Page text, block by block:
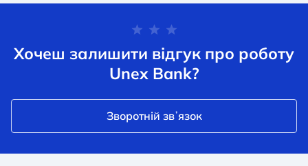
Хочеш залишити відгук про роботу
Unex Bank?
Зворотній звʼязок